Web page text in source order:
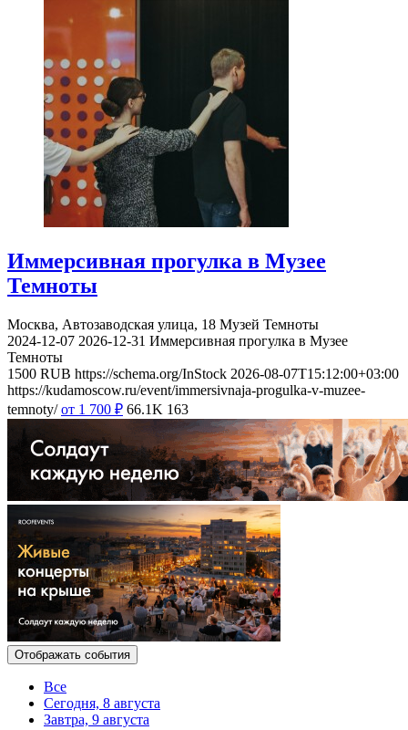
Иммерсивная прогулка в Музее
Темноты
Москва, Автозаводская улица, 18 Музей Темноты
2024-12-07 2026-12-31 Иммерсивная прогулка в Музее
Темноты
1500 RUB https://schema.org/InStock 2026-08-07T15:12:00+03:00
https://kudamoscow.ru/event/immersivnaja-progulka-v-muzee-
temnoty/ от 1 700 ₽ 66.1K 163
Отображать события
Все
Сегодня, 8 августа
Завтра, 9 августа